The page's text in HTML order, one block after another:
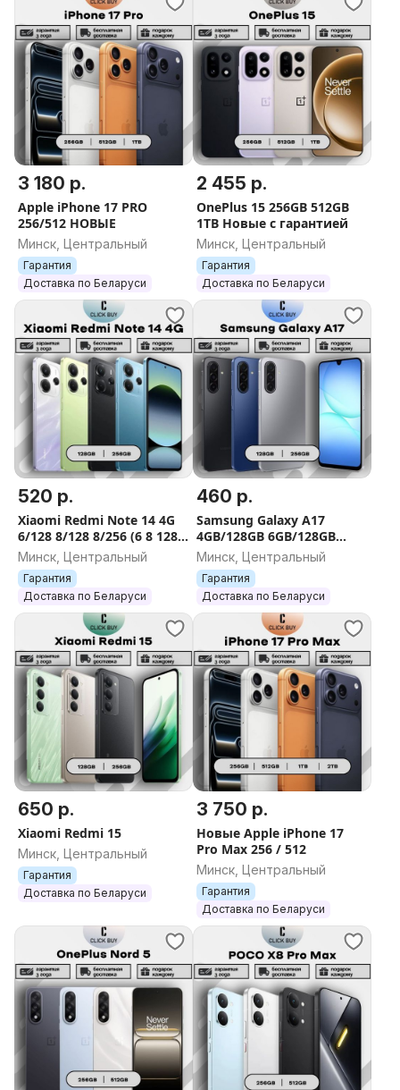
3 180 р.
Apple iPhone 17 PRO
256/512 НОВЫЕ
Минск, Центральный
Гарантия
Доставка по Беларуси
2 455 р.
OnePlus 15 256GB 512GB
1TB Новые с гарантией
Минск, Центральный
Гарантия
Доставка по Беларуси
520 р.
Xiaomi Redmi Note 14 4G
6/128 8/128 8/256 (6 8 128
256 GB)
Минск, Центральный
Гарантия
Доставка по Беларуси
460 р.
Samsung Galaxy A17
4GB/128GB 6GB/128GB
8GB/256GB
Минск, Центральный
Гарантия
Доставка по Беларуси
650 р.
Xiaomi Redmi 15
Минск, Центральный
Гарантия
Доставка по Беларуси
3 750 р.
Новые Apple iPhone 17
Pro Max 256 / 512
Минск, Центральный
Гарантия
Доставка по Беларуси